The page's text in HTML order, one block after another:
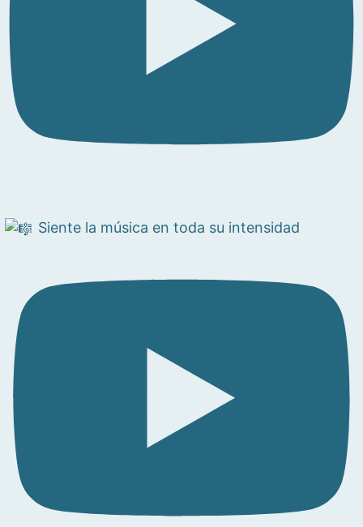
Siente la música en toda su intensidad